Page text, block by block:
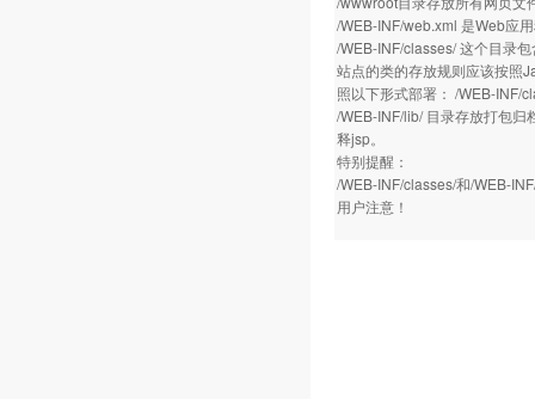
/WEB-INF/web.xml 是Web应
/WEB-INF/classes/ 这个目录
站点的类的存放规则应该按照
照以下形式部署： /WEB-INF/
/WEB-INF/lib/ 目录存放打包
释jsp。
特别提醒：
/WEB-INF/classes/和/WEB-
用户注意！